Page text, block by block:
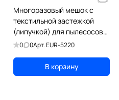
Многоразовый мешок с
текстильной застежкой
(липучкой) для пылесосов
Truvox VTVe
0 0Арт.EUR-5220
В корзину